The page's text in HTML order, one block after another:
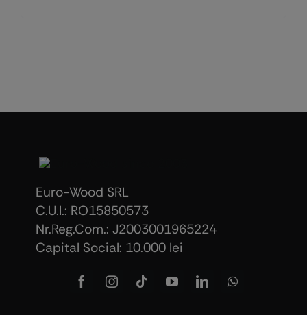
Euro-Wood SRL
C.U.I.: RO15850573
Nr.Reg.Com.: J2003001965224
Capital Social: 10.000 lei